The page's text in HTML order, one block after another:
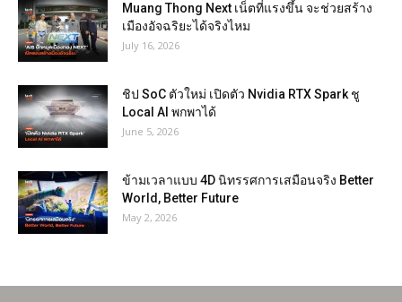
Muang Thong Next เน็ตที่แรงขึ้น จะช่วยสร้าง
เมืองอัจฉริยะได้จริงไหม
July 16, 2026
ชิป SoC ตัวใหม่ เปิดตัว Nvidia RTX Spark ชู
Local AI พกพาได้
June 5, 2026
ข้ามเวลาแบบ 4D นิทรรศการเสมือนจริง Better
World, Better Future
May 2, 2026